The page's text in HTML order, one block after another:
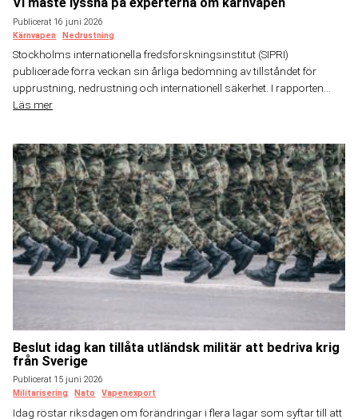
Vi måste lyssna på experterna om kärnvapen
Publicerat 16 juni 2026
Kärnvapen
Nedrustning
Stockholms internationella fredsforskningsinstitut (SIPRI)
publicerade förra veckan sin årliga bedömning av tillståndet för
upprustning, nedrustning och internationell säkerhet. I rapporten...
Läs mer
Beslut idag kan tillåta utländsk militär att bedriva krig
från Sverige
Publicerat 15 juni 2026
Militarisering
Nato Vapenexport
Idag röstar riksdagen om förändringar i flera lagar som syftar till att